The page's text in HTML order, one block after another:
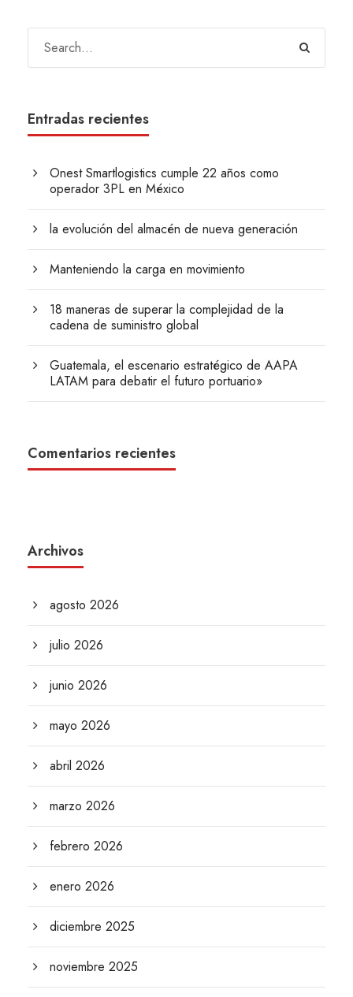
Entradas recientes
Onest Smartlogistics cumple 22 años como
operador 3PL en México
la evolución del almacén de nueva generación
Manteniendo la carga en movimiento
18 maneras de superar la complejidad de la
cadena de suministro global
Guatemala, el escenario estratégico de AAPA
LATAM para debatir el futuro portuario»
Comentarios recientes
Archivos
agosto 2026
julio 2026
junio 2026
mayo 2026
abril 2026
marzo 2026
febrero 2026
enero 2026
diciembre 2025
noviembre 2025